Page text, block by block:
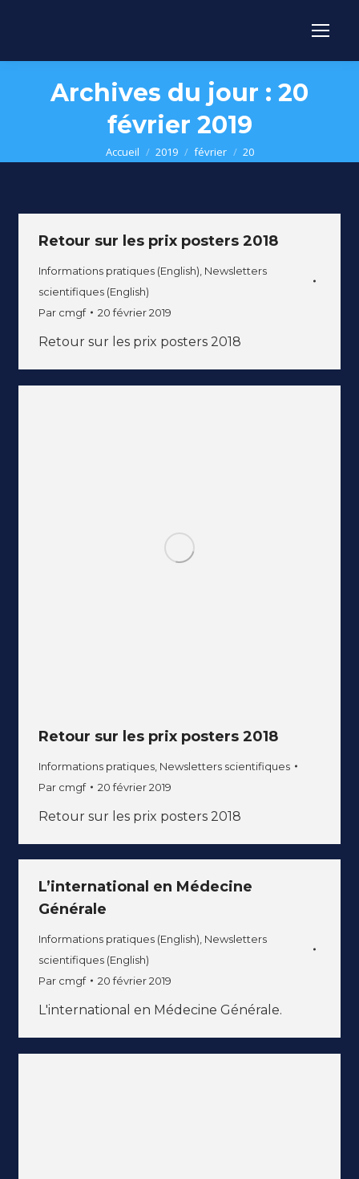
Archives du jour : 20
février 2019
Vous êtes ici :
Accueil 2019 février 20
Retour sur les prix posters 2018
Informations pratiques (English) Newsletters
scientifiques (English)
Par cmgf 20 février 2019
Retour sur les prix posters 2018
Retour sur les prix posters 2018
Informations pratiques, Newsletters scientifiques
Par cmgf 20 février 2019
Retour sur les prix posters 2018
L’international en Médecine
Générale
Informations pratiques (English) Newsletters
scientifiques (English)
Par cmgf 20 février 2019
L'international en Médecine Générale.